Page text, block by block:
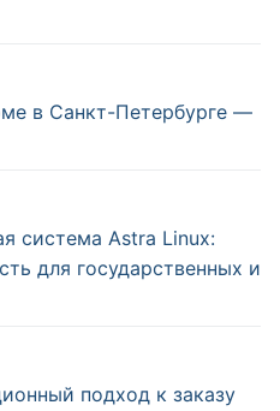
в Санкт-Петербурге —
система Astra Linux:
для государственных и
подход к заказу